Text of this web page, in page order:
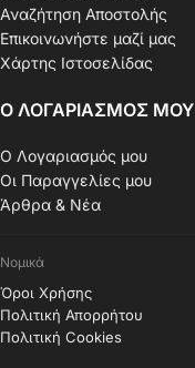
Αναζήτηση Αποστολής
Επικοινωνήστε μαζί μας
Χάρτης Ιστοσελίδας
Ο ΛΟΓΑΡΙΑΣΜΟΣ ΜΟΥ
Ο Λογαριασμός μου
Οι Παραγγελίες μου
Άρθρα & Νέα
Νομικά
Όροι Χρήσης
Πολιτική Απορρήτου
Πολιτική Cookies